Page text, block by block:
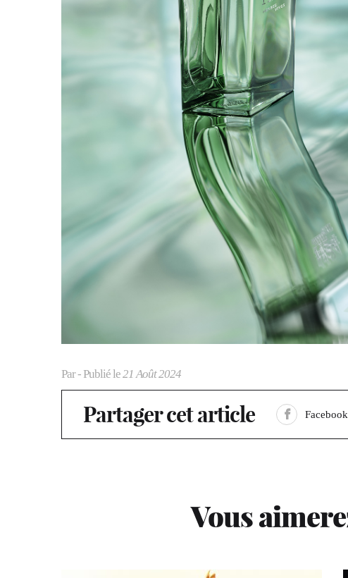
Par- Publié le21 Août 2024
Partager cet article Facebook
Vous